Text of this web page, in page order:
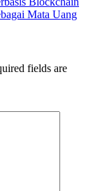
Mata Uang
fields are